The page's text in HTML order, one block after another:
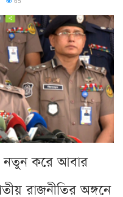
নতুন করে আবার
রাজনীতির অঙ্গনে